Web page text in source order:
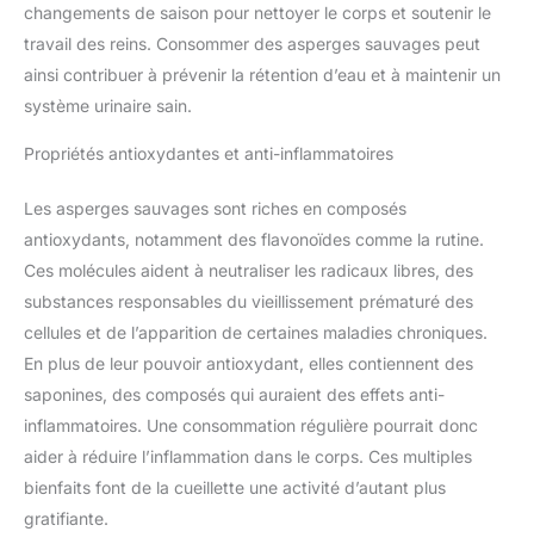
changements de saison pour nettoyer le corps et soutenir le
travail des reins. Consommer des asperges sauvages peut
ainsi contribuer à prévenir la rétention d’eau et à maintenir un
système urinaire sain.
Propriétés antioxydantes et anti-inflammatoires
Les asperges sauvages sont riches en composés
antioxydants, notamment des flavonoïdes comme la rutine.
Ces molécules aident à neutraliser les radicaux libres, des
substances responsables du vieillissement prématuré des
cellules et de l’apparition de certaines maladies chroniques.
En plus de leur pouvoir antioxydant, elles contiennent des
saponines, des composés qui auraient des effets anti-
inflammatoires. Une consommation régulière pourrait donc
aider à réduire l’inflammation dans le corps. Ces multiples
bienfaits font de la cueillette une activité d’autant plus
gratifiante.